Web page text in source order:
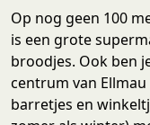
Op nog geen 100
is een grote
broodjes. Ook ben
centrum van
barretjes en